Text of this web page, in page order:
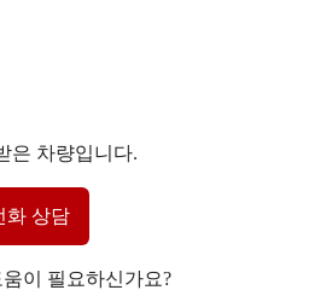
은 차량입니다.
화 상담
이 필요하신가요?